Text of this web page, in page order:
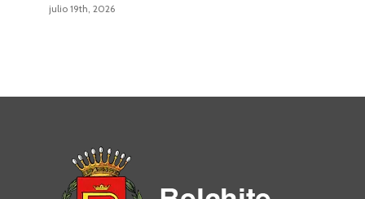
julio 19th, 2026